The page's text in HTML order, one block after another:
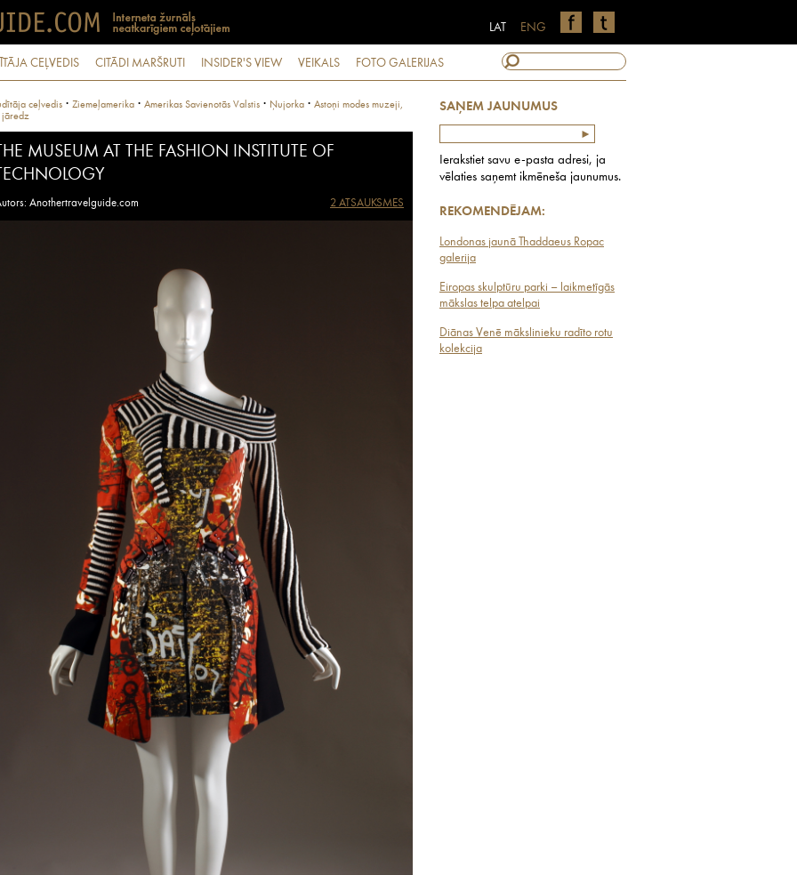
ENG
LAT
CEĻVEDIS CITĀDI MARŠRUTI INSIDER'S VIEW VEIKALS FOTO GALERIJAS
SAŅEM JAUNUMUS
Ierakstiet savu e-pasta adresi, ja
vēlaties saņemt ikmēneša jaunumus.
REKOMENDĒJAM:
Londonas jaunā Thaddaeus Ropac
galerija
Eiropas skulptūru parki – laikmetīgās
mākslas telpa atelpai
Diānas Venē mākslinieku radīto rotu
kolekcija
ceļvedis · Ziemeļamerika · Amerikas Savienotās Valstis · Ņujorka · Astoņi modes muzeji,
jāredz
MUSEUM AT THE FASHION INSTITUTE OF
Anothertravelguide.com 2 ATSAUKSMES